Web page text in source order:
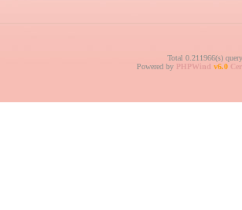
Total 0.211966(s)
Powered by PHPWind v6.0